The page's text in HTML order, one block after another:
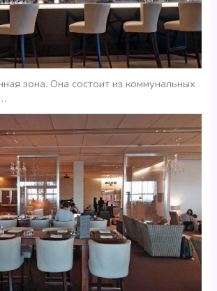
зона. Она состоит из коммунальных